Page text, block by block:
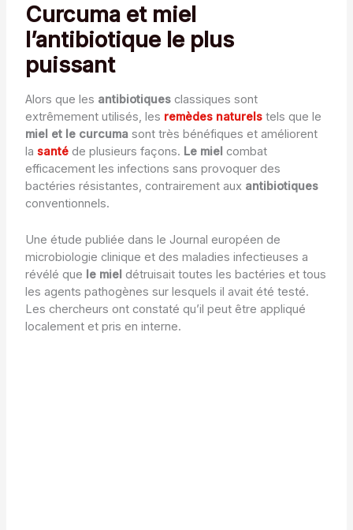
Curcuma et miel
l’antibiotique le plus
puissant
Alors que les antibiotiquesclassiques sont
extrêmement utilisés, les remèdes naturelstels que le
miel et le curcumasont très bénéfiques et améliorent
la santéde plusieurs façons. Le miel combat
efficacement les infections sans provoquer des
bactéries résistantes, contrairement aux antibiotiques
conventionnels.
Une étude publiée dans le Journal européen de
microbiologie clinique et des maladies infectieuses a
révélé que le miel détruisait toutes les bactéries et tous
les agents pathogènes sur lesquels il avait été testé.
Les chercheurs ont constaté qu’il peut être appliqué
localement et pris en interne.